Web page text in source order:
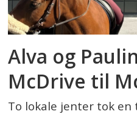
Alva og
McDrive til
To lokale jenter tok